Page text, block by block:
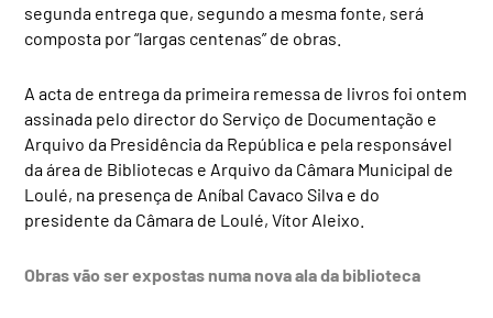
segunda entrega que, segundo a mesma fonte, será
composta por “largas centenas” de obras.
A acta de entrega da primeira remessa de livros foi ontem
assinada pelo director do Serviço de Documentação e
Arquivo da Presidência da República e pela responsável
da área de Bibliotecas e Arquivo da Câmara Municipal de
Loulé, na presença de Aníbal Cavaco Silva e do
presidente da Câmara de Loulé, Vítor Aleixo.
Obras vão ser expostas numa nova ala da biblioteca